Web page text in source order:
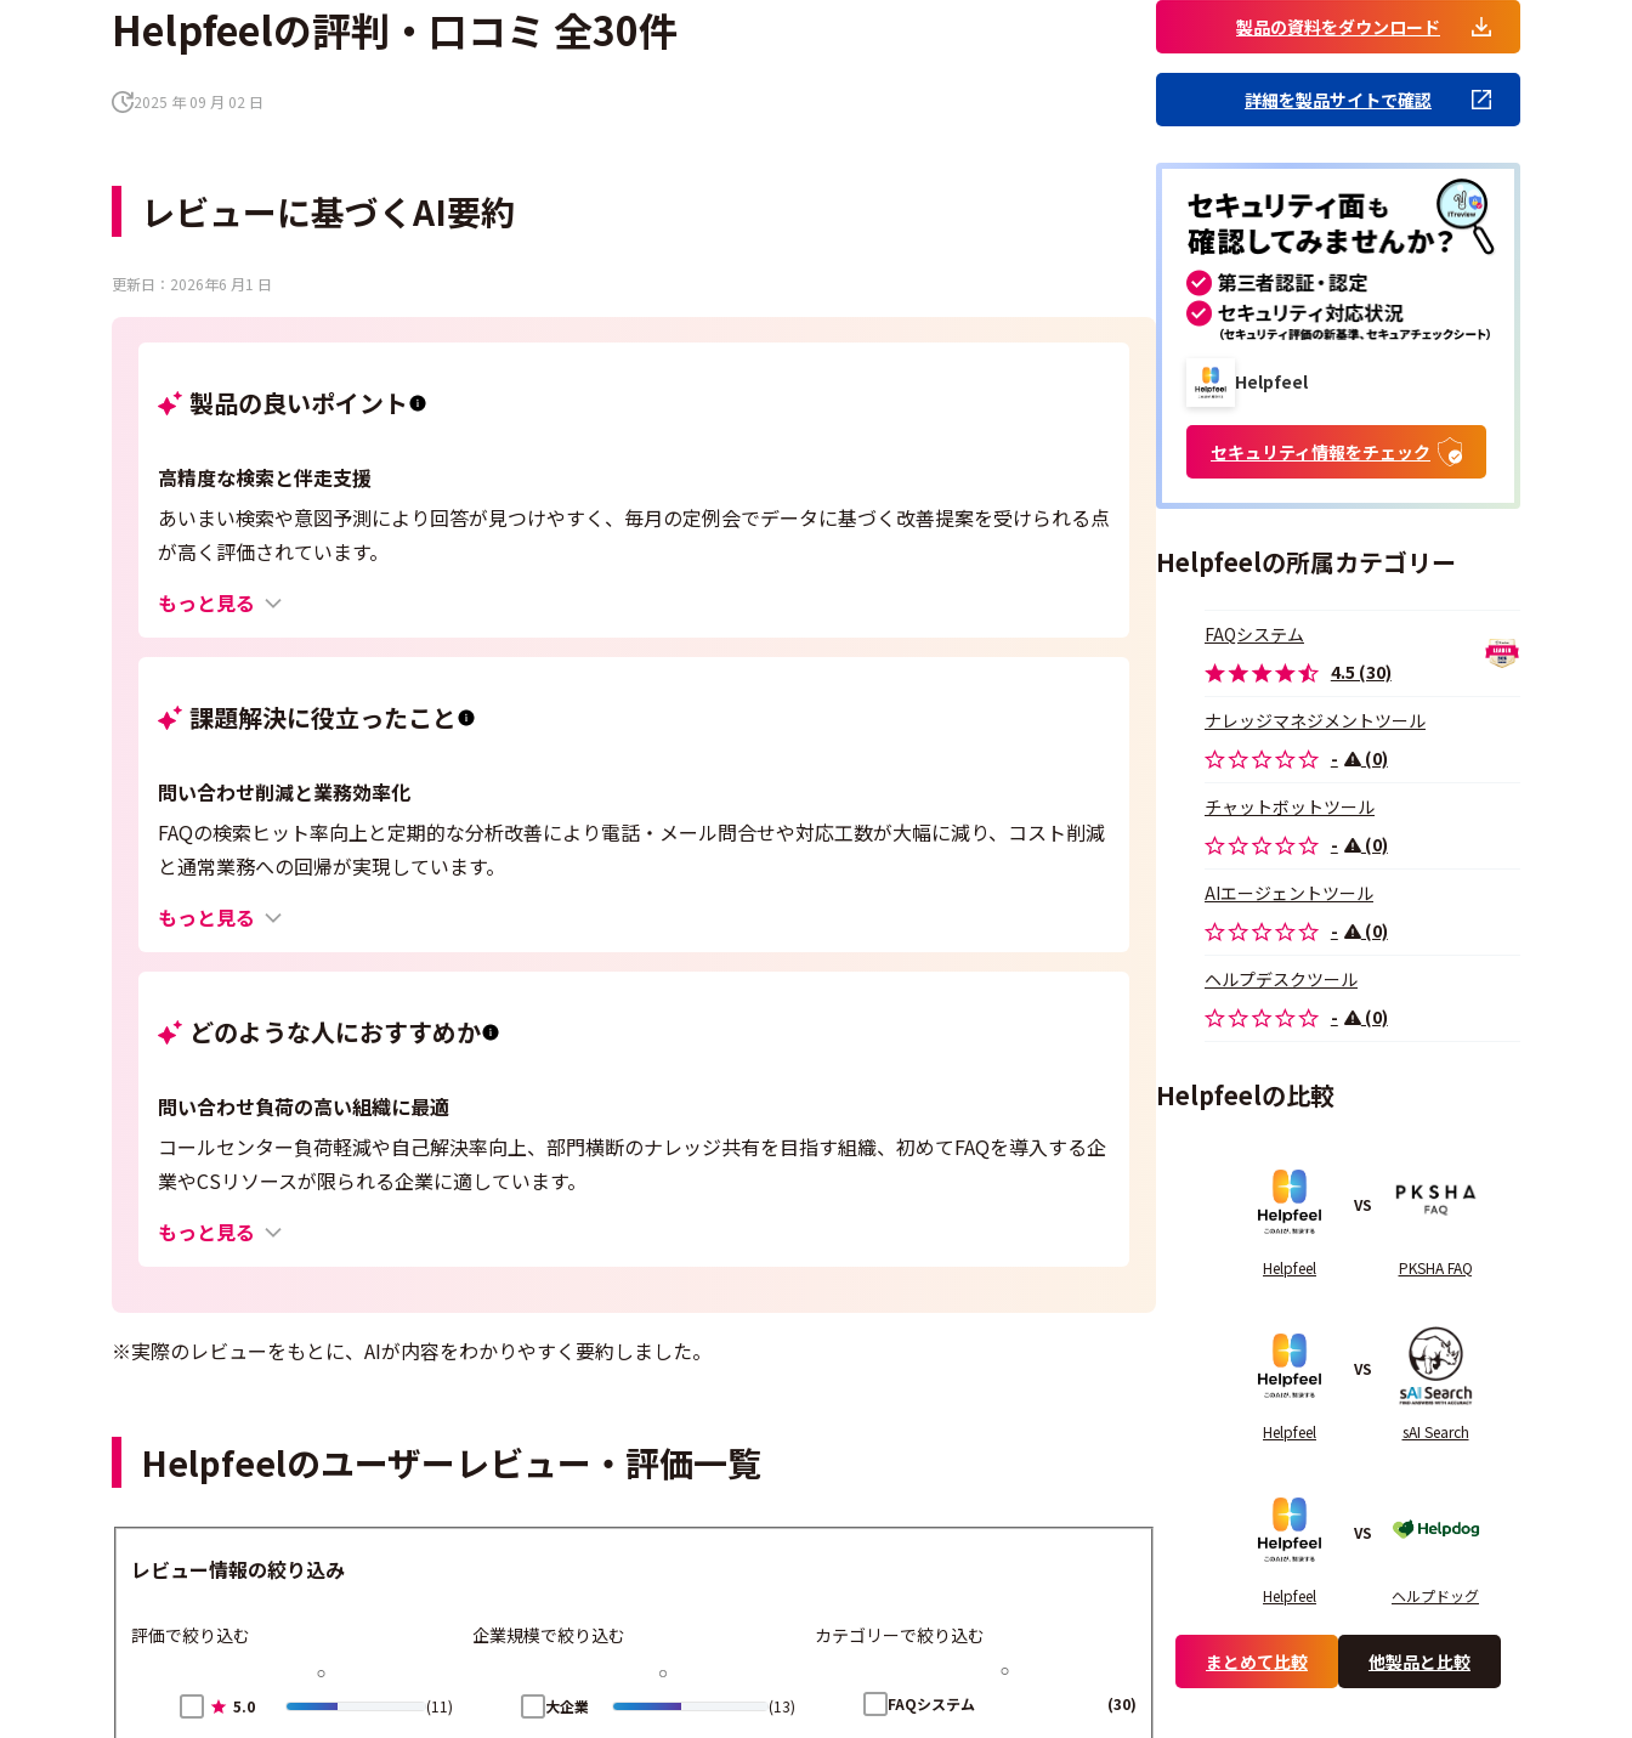
Helpfeelの評判・口コミ 全30件
2025 年 09 月 02 日
レビューに基づくAI要約
更新日：2026年6 月1 日
製品の良いポイント
高精度な検索と伴走支援
あいまい検索や意図予測により回答が見つけやすく、毎月の定例会でデータに基づく改善提案を受けられる点
が高く評価されています。
もっと見る
課題解決に役立ったこと
問い合わせ削減と業務効率化
FAQの検索ヒット率向上と定期的な分析改善により電話・メール問合せや対応工数が大幅に減り、コスト削減
と通常業務への回帰が実現しています。
もっと見る
どのような人におすすめか
問い合わせ負荷の高い組織に最適
コールセンター負荷軽減や自己解決率向上、部門横断のナレッジ共有を目指す組織、初めてFAQを導入する企
業やCSリソースが限られる企業に適しています。
もっと見る
※実際のレビューをもとに、AIが内容をわかりやすく要約しました。
Helpfeelのユーザーレビュー・評価一覧
レビュー情報の絞り込み
評価で絞り込む
5.0 (11)
企業規模で絞り込む
大企業 (13)
カテゴリーで絞り込む
FAQシステム (30)
製品の資料をダウンロード
詳細を製品サイトで確認
Helpfeel
セキュリティ情報をチェック
Helpfeelの所属カテゴリー
FAQシステム
4.5 (30)
ナレッジマネジメントツール
-
(0)
チャットボットツール
-
(0)
AIエージェントツール
-
(0)
ヘルプデスクツール
-
(0)
Helpfeelの比較
Helpfeel
VS
PKSHA FAQ
Helpfeel
VS
sAI Search
Helpfeel
VS
ヘルプドッグ
まとめて比較 他製品と比較